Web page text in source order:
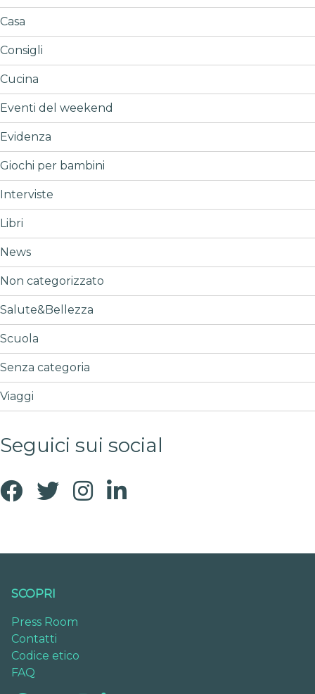
Casa
Consigli
Cucina
Eventi del weekend
Evidenza
Giochi per bambini
Interviste
Libri
News
Non categorizzato
Salute&Bellezza
Scuola
Senza categoria
Viaggi
Seguici sui social
SCOPRI
Press Room
Contatti
Codice etico
FAQ